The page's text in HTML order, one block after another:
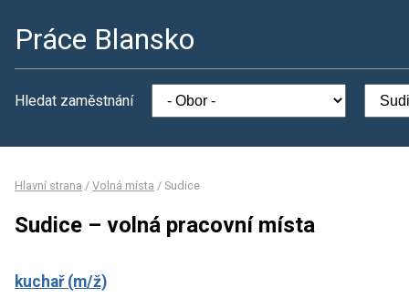
Práce Blansko
Hledat zaměstnání
Hlavní strana / Volná místa / Sudice
Sudice – volná pracovní místa
kuchař (m/ž)